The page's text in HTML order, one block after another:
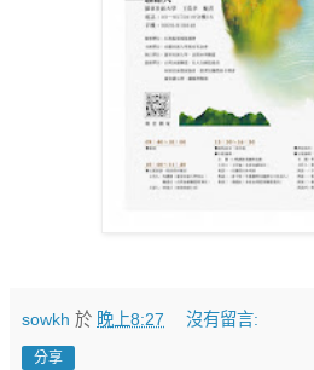
sowkh 於 晚上8:27 沒有留言:
分享